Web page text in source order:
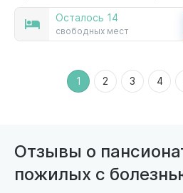
Осталось 14
свободных мест
1 2 3 4
Отзывы о
пожилых с